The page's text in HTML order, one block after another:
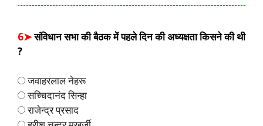
6➤संविधान सभा की बैठक में पहले दिन की अध्यक्षता किसने की थी
?
जवाहरलाल नेहरू
सच्चिदानंद सिन्हा
राजेन्द्र प्रसाद